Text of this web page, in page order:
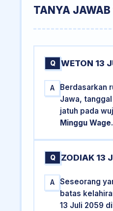
TANYA
Q WETON 13
A
Berdasarkan
Jawa,
jatuh pada
Minggu Wage.
Q ZODIAK 13
A
Seseorang
batas
13 Juli 2059